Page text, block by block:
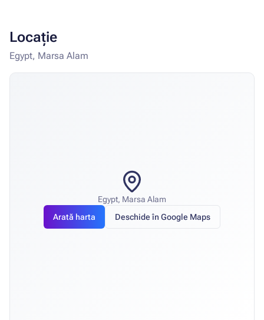
Locație
Egypt, Marsa Alam
Egypt, Marsa Alam
Arată harta
Deschide în Google Maps